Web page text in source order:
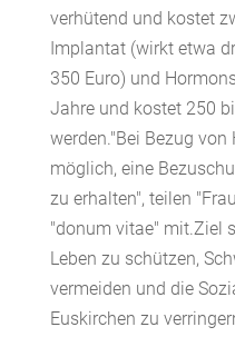
verhütend und kostet
Implantat (wirkt etwa
350 Euro) und
Jahre und kostet 250
werden."Bei Bezug
möglich, eine
zu erhalten", teilen
"donum vitae" mit.Ziel
Leben zu schützen,
vermeiden und die
Euskirchen zu